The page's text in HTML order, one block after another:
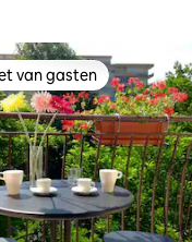
van gasten
van gasten